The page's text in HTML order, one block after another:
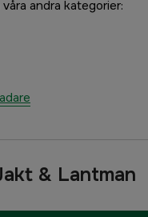
andra kategorier:
& Lantman